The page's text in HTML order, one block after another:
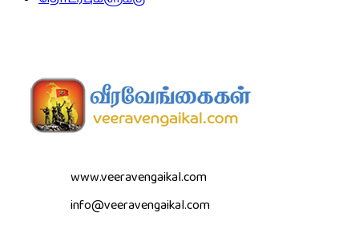
www.veeravengaikal.com
info@veeravengaikal.com